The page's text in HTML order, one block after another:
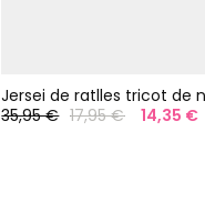
35,95 € 17,95 € 14,35 €